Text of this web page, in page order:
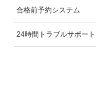
合格前予約システム
24時間トラブルサポート